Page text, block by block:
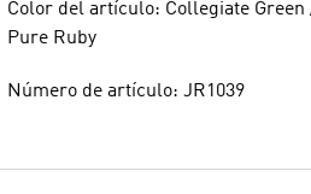
Color del artículo: Collegiate Green
Pure Ruby
Número de artículo: JR1039